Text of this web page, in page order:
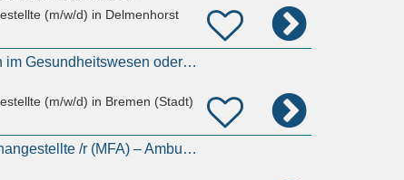
(m/w/d) in Delmenhorst
Kauffrau / Kaufmann im Gesundheitswesen oder Medizinische/r Fachangestellte/r in der
(m/w/d) in Bremen (Stadt)
Medizinische /r Fachangestellte /r (MFA) – Ambulanzen (m/w/d)